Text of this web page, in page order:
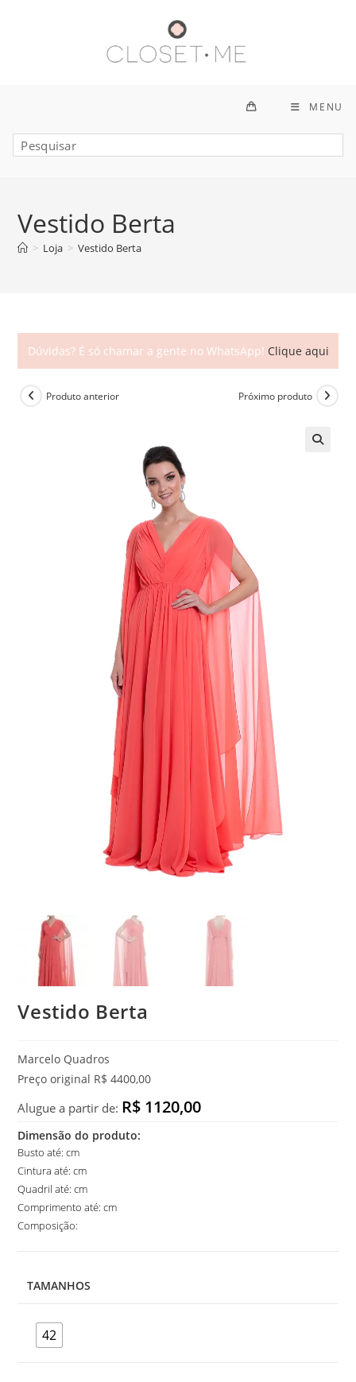
MENU
Vestido Berta
> Loja > Vestido Berta
Dúvidas? É só chamar a gente no WhatsApp! Clique aqui
Produto anterior Próximo produto
Vestido Berta
Marcelo Quadros
Preço original R$ 4400,00
Alugue a partir de: R$ 1120,00
Dimensão do produto:
Busto até: cm
Cintura até: cm
Quadril até: cm
Comprimento até: cm
Composição:
TAMANHOS
42